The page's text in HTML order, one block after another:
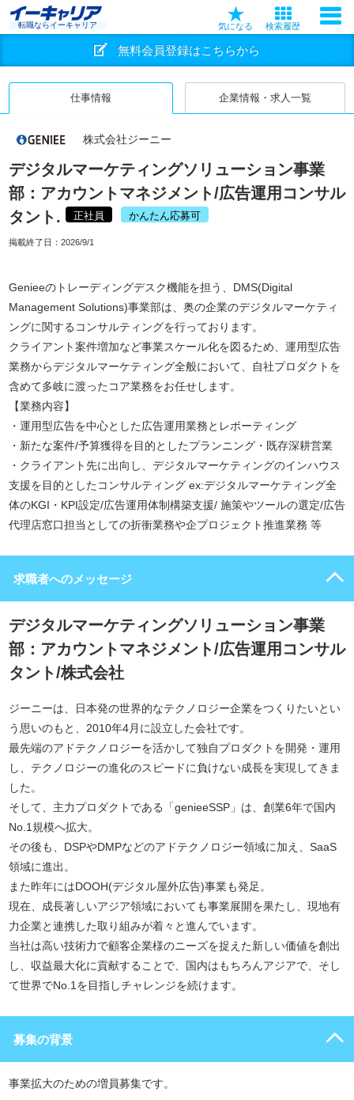
転職ならイーキャリア 気になる 検索履歴
無料会員登録はこちらから
仕事情報 企業情報・求人一覧
株式会社ジーニー
デジタルマーケティングソリューション事業
部：アカウントマネジメント/広告運用コンサル
タント.
正社員 かんたん応募可
掲載終了日： 2026/9/1
Genieeのトレーディングデスク機能を担う、DMS(Digital
Management Solutions)事業部は、奥の企業のデジタルマーケティ
ングに関するコンサルティングを行っております。
クライアント案件増加など事業スケール化を図るため、運用型広告
業務からデジタルマーケティング全般において、自社プロダクトを
含めて多岐に渡ったコア業務をお任せします。
【業務内容】
・運用型広告を中心とした広告運用業務とレポーティング
・新たな案件/予算獲得を目的としたプランニング・既存深耕営業
・クライアント先に出向し、デジタルマーケティングのインハウス
支援を目的としたコンサルティング ex:デジタルマーケティング全
体のKGI・KPI設定/広告運用体制構築支援/ 施策やツールの選定/広告
代理店窓口担当としての折衝業務や企プロジェクト推進業務 等
求職者へのメッセージ
デジタルマーケティングソリューション事業
部：アカウントマネジメント/広告運用コンサル
タント/株式会社
ジーニーは、日本発の世界的なテクノロジー企業をつくりたいとい
う思いのもと、2010年4月に設立した会社です。
最先端のアドテクノロジーを活かして独自プロダクトを開発・運用
し、テクノロジーの進化のスピードに負けない成長を実現してきま
した。
そして、主力プロダクトである「genieeSSP」は、創業6年で国内
No.1規模へ拡大。
その後も、DSPやDMPなどのアドテクノロジー領域に加え、SaaS
領域に進出。
また昨年にはDOOH(デジタル屋外広告)事業も発足。
現在、成長著しいアジア領域においても事業展開を果たし、現地有
力企業と連携した取り組みが着々と進んでいます。
当社は高い技術力で顧客企業様のニーズを捉えた新しい価値を創出
し、収益最大化に貢献することで、国内はもちろんアジアで、そし
て世界でNo.1を目指しチャレンジを続けます。
募集の背景
事業拡大のための増員募集です。